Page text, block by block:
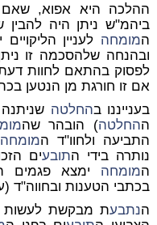
ההלכה היא אפוא,
ביהמ"ש ניתן היה להבין
המומחה לעניין
ובהנחה שלהסכמה זו ניתן
לפסוק בהתאם לחוות
אם זו חורגת מן הנטען
בענייננו בהחלטה
ההחלטה) הובהר שה
התביעה ולחוו"ד המומחה
נותרה בידי התובעים
המומחה ימצא פגמים
בכתבי הטענות ובחווה"ד (עמ' 3
הנתבעת מבקשת לעשות